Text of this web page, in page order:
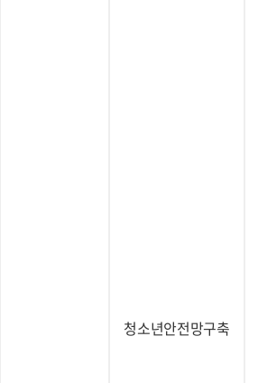
청소년안전망구축